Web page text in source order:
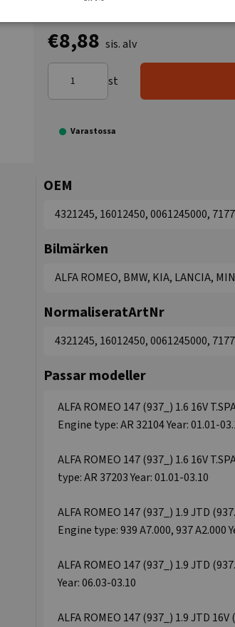
€8,88 sis. alv
st
Varastossa
OEM
4321245, 16012450, 0061245000,
Bilmärken
ALFA ROMEO, BMW, KIA, LANCIA,
NormaliseratArtNr
4321245, 16012450, 0061245000,
Passar modeller
ALFA ROMEO 147 (937_) 1.6 16V
Engine type: AR 32104 Year: 01.01-
ALFA ROMEO 147 (937_) 1.6 16V
type: AR 37203 Year: 01.01-03.10
ALFA ROMEO 147 (937_) 1.9 JTD
Engine type: 939 A7.000, 937 A2.000
ALFA ROMEO 147 (937_) 1.9 JTD
Year: 06.03-03.10
ALFA ROMEO 147 (937_) 1.9 JTD